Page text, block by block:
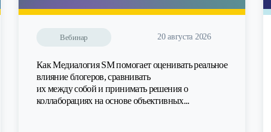
Вебинар 20 августа 2026
Как Медиалогия SM помогает оценивать реальное
влияние блогеров, сравнивать
их между собой и принимать решения о
коллаборациях на основе объективных...